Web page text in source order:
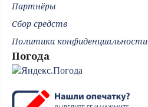
Партнёры
Сбор средств
Политика конфиденциальности
Погода